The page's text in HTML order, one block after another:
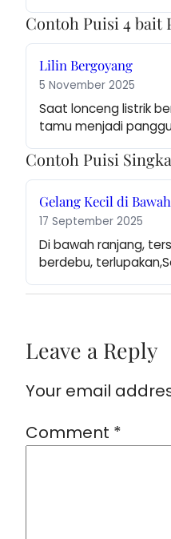
Contoh Puisi 4 bait
Lilin Bergoyang
5 November 2025
Saat lonceng listrik
tamu menjadi
Contoh Puisi
Gelang Kecil di
17 September 2025
Di bawah ranjang,
berdebu,
Leave a Reply
Your email
Comment *